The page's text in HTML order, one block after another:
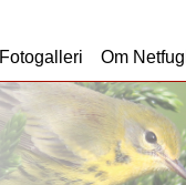
Fotogalleri Om Netfugl